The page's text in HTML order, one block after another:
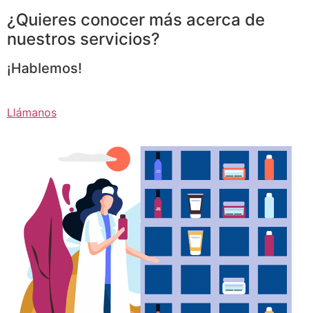
¿Quieres conocer más acerca de
nuestros servicios?
¡Hablemos!
Llámanos